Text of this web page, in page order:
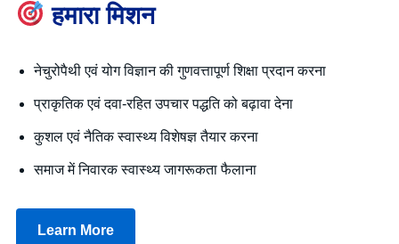
हमारा मिशन
नेचुरोपैथी एवं योग विज्ञान की गुणवत्तापूर्ण शिक्षा प्रदान करना
प्राकृतिक एवं दवा-रहित उपचार पद्धति को बढ़ावा देना
कुशल एवं नैतिक स्वास्थ्य विशेषज्ञ तैयार करना
समाज में निवारक स्वास्थ्य जागरूकता फैलाना
Learn More